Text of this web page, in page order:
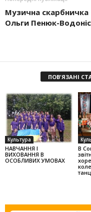
Музична скарбничка
Ольги Пенюк-Водоніс
ПОВ'ЯЗАНІ
Культура
НАВЧАННЯ І
ВИХОВАННЯ В
ОСОБЛИВИХ УМОВАХ
В